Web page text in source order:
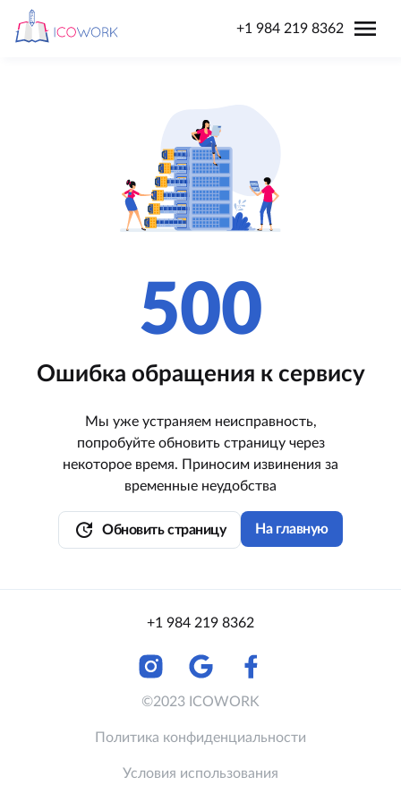
+1 984 219 8362 menu
500
Ошибка обращения к сервису
Мы уже устраняем неисправность,
попробуйте обновить страницу через
некоторое время. Приносим извинения за
временные неудобства
update Обновить страницу На главную
+1 984 219 8362
©2023 ICOWORK
Политика конфиденциальности
Условия использования